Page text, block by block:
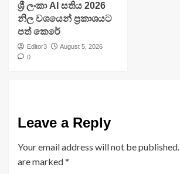
ශ්‍රී ලංකා AI සතිය 2026
නිල වශයෙන් ප්‍රකාශයට
පත් කෙරේ
Editor3
August 5, 2026
0
Leave a Reply
Your email address will not be published.
are marked*